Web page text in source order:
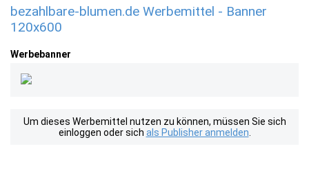
bezahlbare-blumen.de Werbemittel - Banner
120x600
Werbebanner
Um dieses Werbemittel nutzen zu können, müssen Sie sich
einloggen oder sich als Publisher anmelden